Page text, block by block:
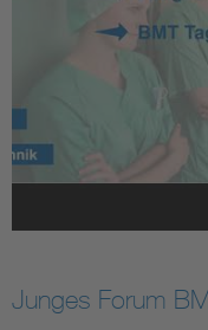
Junges Forum